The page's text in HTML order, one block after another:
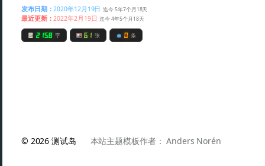
发布日期：2020年12月19日 迄今 5年7个月18天
最近更新：2022年2月19日 迄今 4年5个月18天
2158 字 61 张 0 条
© 2026测试岛 本站主题模板作者：Anders Norén